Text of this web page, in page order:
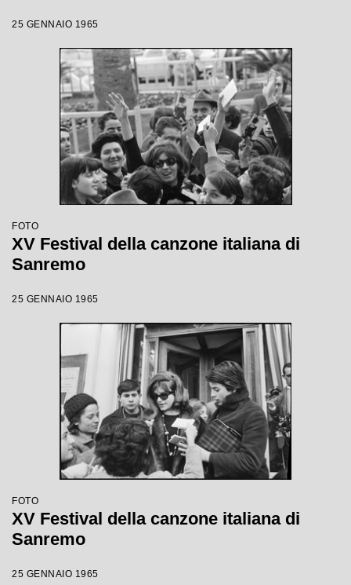
25 GENNAIO 1965
FOTO
XV Festival della canzone italiana di
Sanremo
25 GENNAIO 1965
FOTO
XV Festival della canzone italiana di
Sanremo
25 GENNAIO 1965